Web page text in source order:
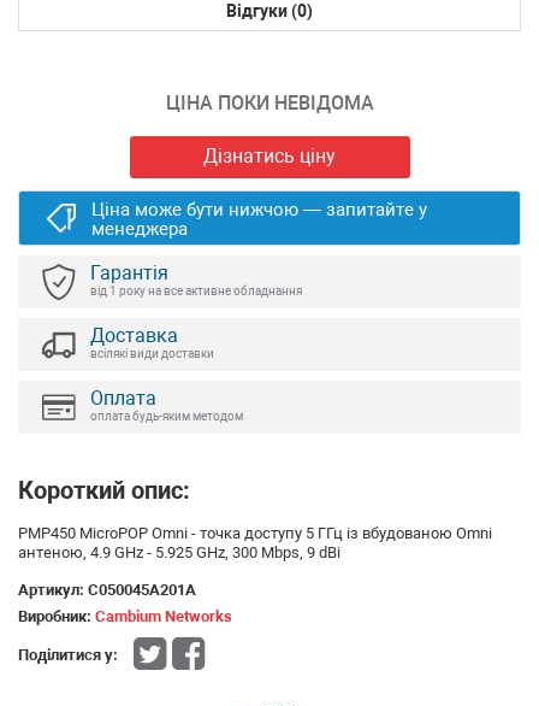
Відгуки (0)
ЦІНА ПОКИ НЕВІДОМА
Дізнатись ціну
Ціна може бути нижчою — запитайте у
менеджера
Гарантія
від 1 року на все активне обладнання
Доставка
всілякі види доставки
Оплата
оплата будь-яким методом
Короткий опис:
PMP450 MicroPOP Omni - точка доступу 5 ГГц із вбудованою Omni
антеною, 4.9 GHz - 5.925 GHz, 300 Mbps, 9 dBi
Артикул: C050045A201A
Виробник: Cambium Networks
Поділитися у: